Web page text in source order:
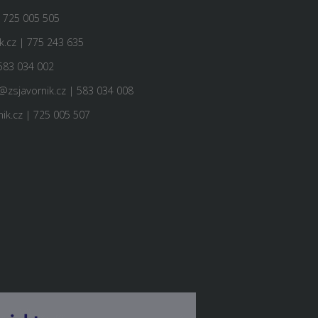
005 505
| 775 243 635
034 002
| 583 034 008
| 725 005 507